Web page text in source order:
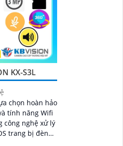
KX-S3L
chọn hoàn hảo
tính năng Wifi
trang bị đèn